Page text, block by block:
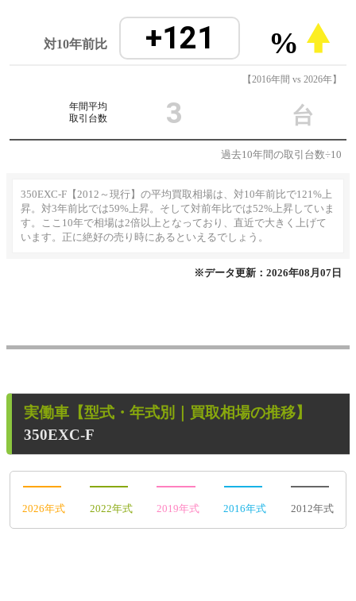
対10年前比 +121 %
【2016年間 vs 2026年】
年間平均
取引台数
3 台
過去10年間の取引台数÷10
350EXC-F【2012～現行】の平均買取相場は、対10年前比で121%上
昇。対3年前比では59%上昇。そして対前年比では52%上昇していま
す。ここ10年で相場は2倍以上となっており、直近で大きく上げて
います。正に絶好の売り時にあるといえるでしょう。
※データ更新：2026年08月07日
実働車 【型式・年式別｜買取相場の推移】
350EXC-F
2026年式 2022年式 2019年式 2016年式 2012年式